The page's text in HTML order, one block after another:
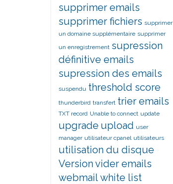
supprimer emails
supprimer fichiers supprimer
un domaine supplémentaire supprimer
un enregistrement supression
définitive emails
supression des emails
suspendu threshold score
thunderbird transfert trier emails
TXT record Unable to connect update
upgrade upload user
manager utilisateur cpanel utilisateurs
utilisation du disque
Versionvider emails
webmailwhite list